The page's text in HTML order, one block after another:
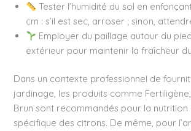
Tester l’humidité du sol en
cm : s’il est sec, arroser ; sinon,
Employer du paillage autour du
extérieur pour maintenir la fraîcheur
Dans un contexte professionnel de
jardinage, les produits comme
Brun sont recommandés pour la nutrition
spécifique des citrons. De même, pour